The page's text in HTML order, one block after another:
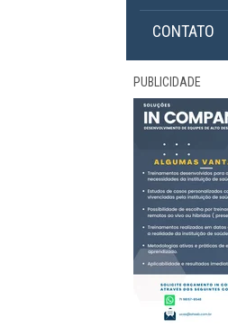
CONTATO
PUBLICIDADE